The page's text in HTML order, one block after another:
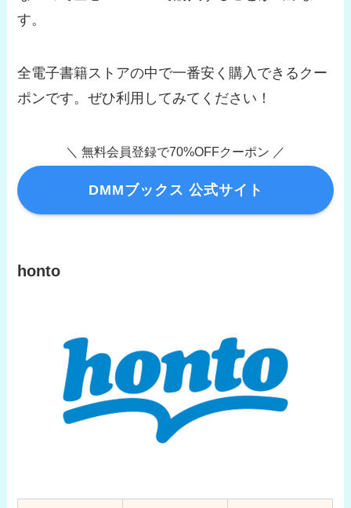
す。
全電子書籍ストアの中で一番安く購入できるクー
ポンです。ぜひ利用してみてください！
＼ 無料会員登録で70%OFFクーポン ／
DMMブックス 公式サイト
honto